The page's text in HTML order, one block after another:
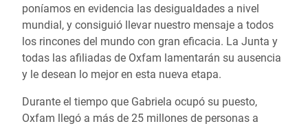
poníamos en evidencia las desigualdades a nivel
mundial, y consiguió llevar nuestro mensaje a todos
los rincones del mundo con gran eficacia. La Junta y
todas las afiliadas de Oxfam lamentarán su ausencia
y le desean lo mejor en esta nueva etapa.
Durante el tiempo que Gabriela ocupó su puesto,
Oxfam llegó a más de 25 millones de personas a